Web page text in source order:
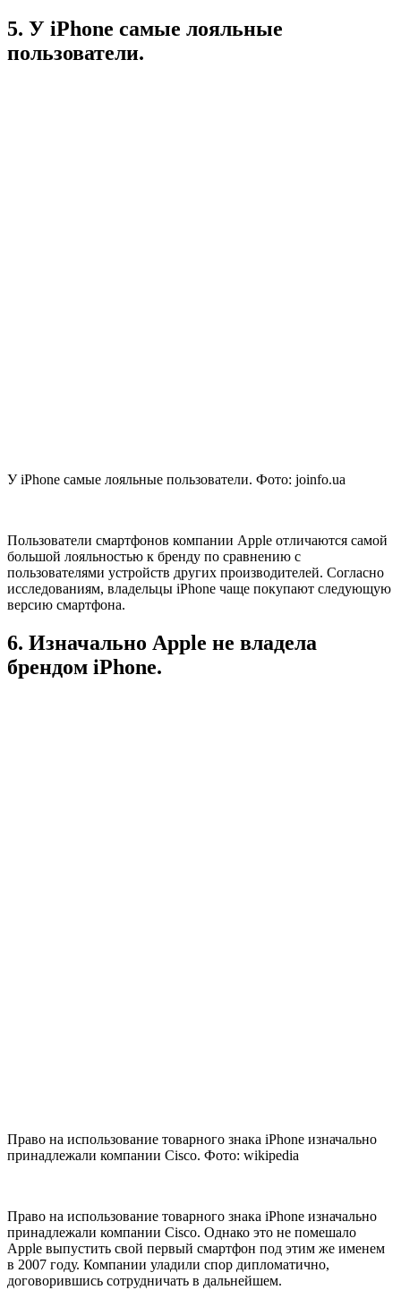
5. У iPhone самые лояльные
пользователи.
У iPhone самые лояльные пользователи. Фото: joinfo.ua
Пользователи смартфонов компании Apple отличаются самой
большой лояльностью к бренду по сравнению с
пользователями устройств других производителей. Согласно
исследованиям, владельцы iPhone чаще покупают следующую
версию смартфона.
6. Изначально Apple не владела
брендом iPhone.
Право на использование товарного знака iPhone изначально
принадлежали компании Cisco. Фото: wikipedia
Право на использование товарного знака iPhone изначально
принадлежали компании Cisco. Однако это не помешало
Apple выпустить свой первый смартфон под этим же именем
в 2007 году. Компании уладили спор дипломатично,
договорившись сотрудничать в дальнейшем.